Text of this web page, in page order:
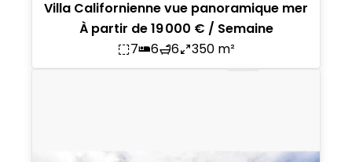
Villa Californienne vue panoramique mer
À partir de 19 000 € / Semaine
7
6 6 350 m²